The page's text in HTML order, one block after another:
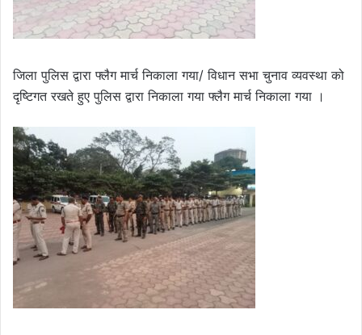
जिला पुलिस द्वारा फ्लैग मार्च निकाला गया/ विधान सभा चुनाव व्यवस्था को
दृष्टिगत रखते हुए पुलिस द्वारा निकाला गया फ्लैग मार्च निकाला गया ।